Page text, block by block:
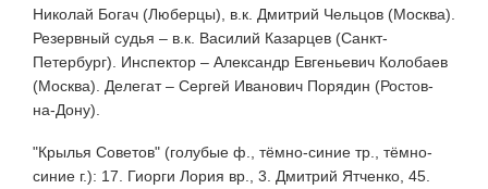
Николай Богач (Люберцы), в.к. Дмитрий Чельцов (Москва).
Резервный судья – в.к. Василий Казарцев (Санкт-
Петербург). Инспектор – Александр Евгеньевич Колобаев
(Москва). Делегат – Сергей Иванович Порядин (Ростов-
на-Дону).
"Крылья Советов" (голубые ф., тёмно-синие тр., тёмно-
синие г.): 17. Гиорги Лория вр., 3. Дмитрий Ятченко, 45.